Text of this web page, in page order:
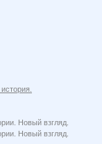
Новый взгляд.
Новый взгляд.